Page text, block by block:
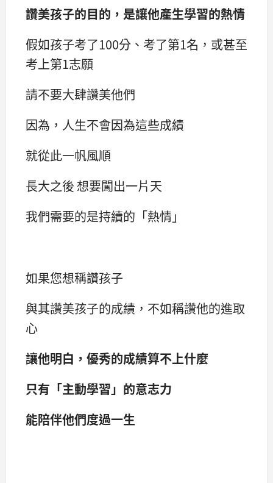
讚美孩子的目的，是讓他產生學習的熱情
假如孩子考了100分、考了第1名，或甚至
考上第1志願
請不要大肆讚美他們
因為，人生不會因為這些成績
就從此一帆風順
長大之後 想要闖出一片天
我們需要的是持續的「熱情」
如果您想稱讚孩子
與其讚美孩子的成績，不如稱讚他的進取
心
讓他明白，優秀的成績算不上什麼
只有「主動學習」的意志力
能陪伴他們度過一生